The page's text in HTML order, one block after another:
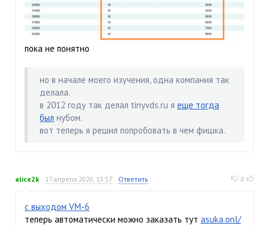
пока не понятно
но в начале моего изучения, одна компания так
делала.
в 2012 году так делал tinyvds.ru я еще тогда
был нубом.
вот теперь я решил попробовать в чем фишка.
alice2k 17 апреля 2020, 13:57 0
Ответить
с выходом VM-6
теперь автоматически можно заказать тут asuka.onl/